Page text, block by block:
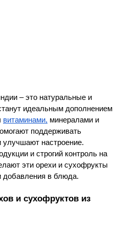
– это натуральные и
идеальным дополнением
витаминами, минералами и
поддерживать
улучшают настроение.
и строгий контроль на
эти орехи и сухофрукты
добавления в блюда.
и сухофруктов из